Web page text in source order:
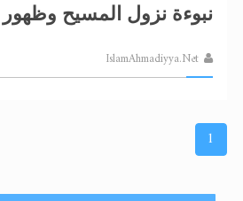
نبوءة نزول المسيح
IslamAhmadiyya.Net
1